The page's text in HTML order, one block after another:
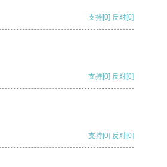
支持[0] 反对[0]
支持[0] 反对[0]
支持[0] 反对[0]